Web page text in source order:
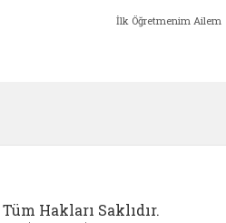
İlk Öğretmenim Ailem
Hakları Saklıdır.